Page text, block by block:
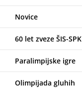
Novice
60 let zveze ŠIS-SPK
Paralimpijske igre
Olimpijada gluhih